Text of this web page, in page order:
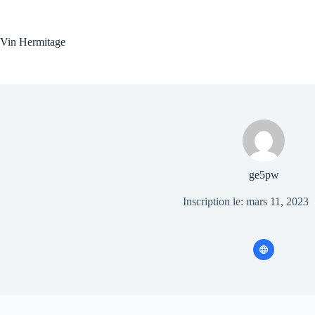
Vin Hermitage
ge5pw
Inscription le: mars 11, 2023